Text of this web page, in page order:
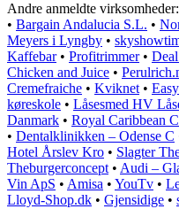
Andre anmeldte virksomheder:
• Bargain Andalucia S.L. •
Meyers i Lyngby •
Kaffebar• Profitrimmer•
Chicken and Juice •
Cremefraiche • Kviknet •
køreskole • Låsesmed HV
Danmark • Royal Caribbean
• Dentalklinikken – Odense C
Hotel Årslev Kro • Slagter
Theburgerconcept • Audi –
Vin ApS • Amisa • YouTv •
Lloyd-Shop.dk • Gjensidige •